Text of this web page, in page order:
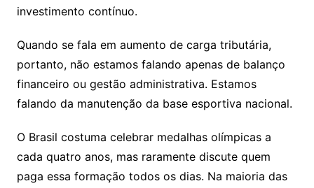
investimento contínuo.
Quando se fala em aumento de carga tributária,
portanto, não estamos falando apenas de balanço
financeiro ou gestão administrativa. Estamos
falando da manutenção da base esportiva nacional.
O Brasil costuma celebrar medalhas olímpicas a
cada quatro anos, mas raramente discute quem
paga essa formação todos os dias. Na maioria das